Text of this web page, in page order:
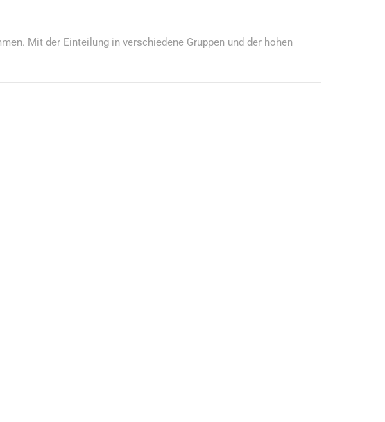
Mit der Einteilung in verschiedene Gruppen und der hohen